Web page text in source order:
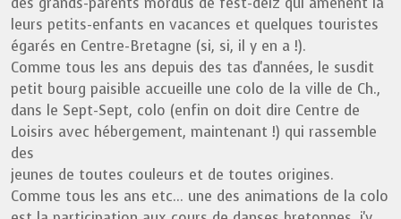
leurs petits-enfants en vacances et quelques touristes
égarés en Centre-Bretagne (si, si, il y en a !).
Comme tous les ans depuis des tas d'années, le susdit
petit bourg paisible accueille une colo de la ville de Ch.,
dans le Sept-Sept, colo (enfin on doit dire Centre de
Loisirs avec hébergement, maintenant !) qui rassemble
des
jeunes de toutes couleurs et de toutes origines.
Comme tous les ans etc... une des animations de la colo